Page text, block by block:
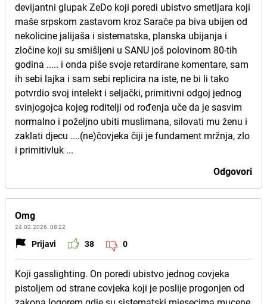
devijantni glupak ZeDo koji poredi ubistvo smetljara koji
maše srpskom zastavom kroz Sarače pa biva ubijen od
nekolicine jalijaša i sistematska, planska ubijanja i
zločine koji su smišljeni u SANU još polovinom 80-tih
godina ..... i onda piše svoje retardirane komentare, sam
ih sebi lajka i sam sebi replicira na iste, ne bi li tako
potvrdio svoj intelekt i seljački, primitivni odgoj jednog
svinjogojca kojeg roditelji od rođenja uče da je sasvim
normalno i poželjno ubiti muslimana, silovati mu ženu i
zaklati djecu ....(ne)čovjeka čiji je fundament mržnja, zlo
i primitivluk ...
Odgovori
Omg
24.02.2026. 08:22
Prijavi 38 0
Koji gasslighting. On poredi ubistvo jednog covjeka
pistoljem od strane covjeka koji je poslije progonjen od